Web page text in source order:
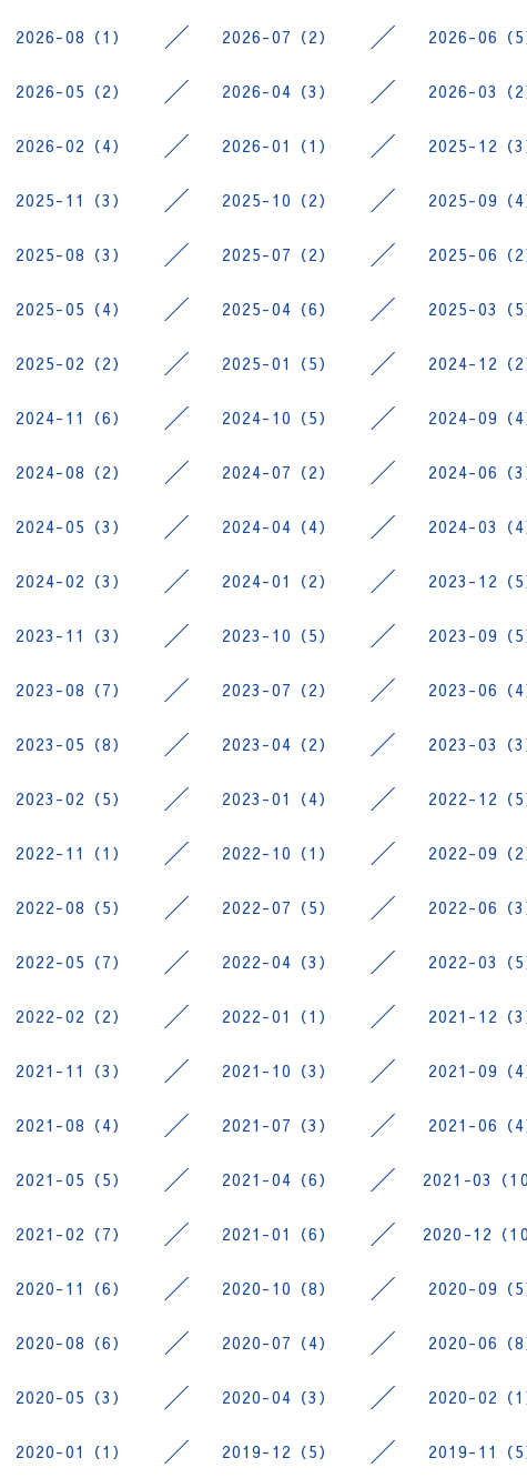
2026-08（1） 2026-07（2） 2026-06（5
2026-05（2） 2026-04（3） 2026-03（2
2026-02（4） 2026-01（1） 2025-12（3
2025-11（3） 2025-10（2） 2025-09（4
2025-08（3） 2025-07（2） 2025-06（2
2025-05（4） 2025-04（6） 2025-03（5
2025-02（2） 2025-01（5） 2024-12（2
2024-11（6） 2024-10（5） 2024-09（4
2024-08（2） 2024-07（2） 2024-06（3
2024-05（3） 2024-04（4） 2024-03（4
2024-02（3） 2024-01（2） 2023-12（5
2023-11（3） 2023-10（5） 2023-09（5
2023-08（7） 2023-07（2） 2023-06（4
2023-05（8） 2023-04（2） 2023-03（3
2023-02（5） 2023-01（4） 2022-12（5
2022-11（1） 2022-10（1） 2022-09（2
2022-08（5） 2022-07（5） 2022-06（3
2022-05（7） 2022-04（3） 2022-03（5
2022-02（2） 2022-01（1） 2021-12（3
2021-11（3） 2021-10（3） 2021-09（4
2021-08（4） 2021-07（3） 2021-06（4
2021-05（5） 2021-04（6） 2021-03（10
2021-02（7） 2021-01（6） 2020-12（10
2020-11（6） 2020-10（8） 2020-09（5
2020-08（6） 2020-07（4） 2020-06（8
2020-05（3） 2020-04（3） 2020-02（1
2020-01（1） 2019-12（5） 2019-11（5